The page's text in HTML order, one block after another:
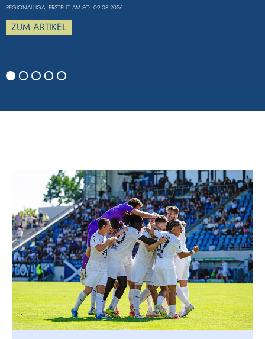
REGIONALLIGA, ERSTELLT AM SO. 09.08.2026
ZUM ARTIKEL